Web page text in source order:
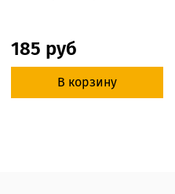
185 руб
В корзину